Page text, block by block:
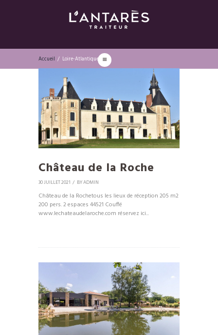
Accueil Loire-Atlantique
Château de la Roche
30 JUILLET 2021 BYADMIN
Château de la Rochetous les lieux de réception 205 m2
200 pers. 2 espaces 44521 Couffé
www.lechateaudelaroche.com réservez ici...